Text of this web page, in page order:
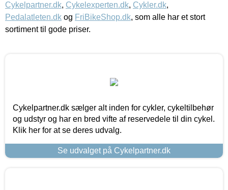
Cykelpartner.dk, Cykelexperten.dk, Cykler.dk,
Pedalatleten.dk og FriBikeShop.dk, som alle har et stort
sortiment til gode priser.
Cykelpartner.dk sælger alt inden for cykler, cykeltilbehør
og udstyr og har en bred vifte af reservedele til din cykel.
Klik her for at se deres udvalg.
Se udvalget på Cykelpartner.dk